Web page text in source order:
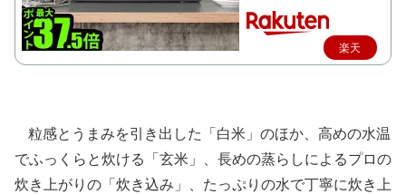
楽天
粒感とうまみを引き出した「白米」のほか、高めの水温
でふっくらと炊ける「玄米」、長めの蒸らしによるプロの
炊き上がりの「炊き込み」、たっぷりの水で丁寧に炊き上